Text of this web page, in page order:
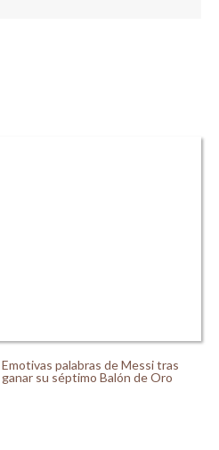
Emotivas palabras de Messi tras
ganar su séptimo Balón de Oro